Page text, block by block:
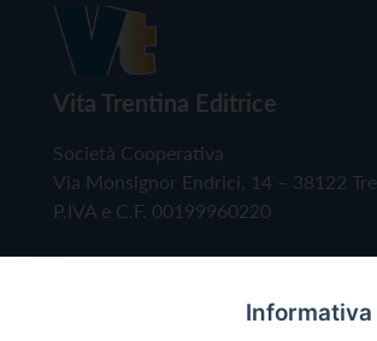
Vita Trentina Editrice
Società Cooperativa
Via Monsignor Endrici, 14 – 38122
P.IVA e C.F. 00199960220
Informativa